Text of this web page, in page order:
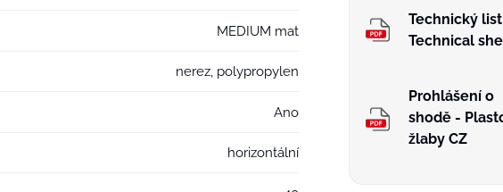
MEDIUM mat
nerez, polypropylen
Ano
horizontální
Technický
Technical
Prohlášení o
shodě -
žlaby CZ